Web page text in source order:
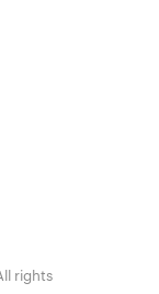
rights